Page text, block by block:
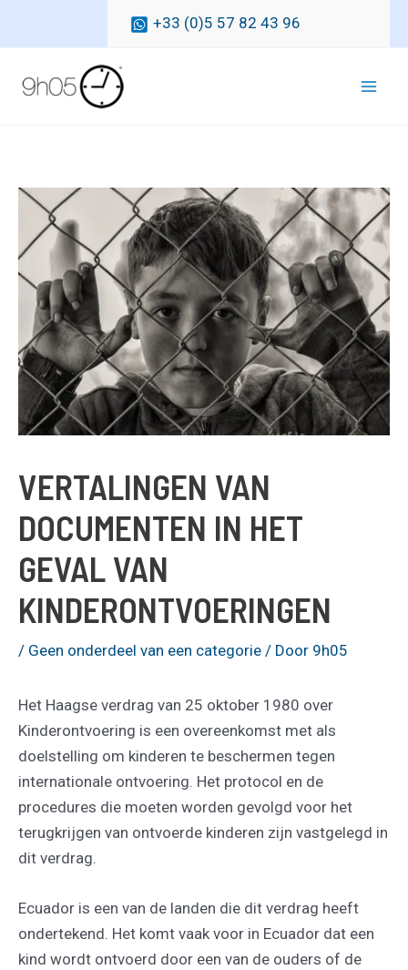
inhoud
+33 (0)5 57 82 43 96
VERTALINGEN VAN
DOCUMENTEN IN HET
GEVAL VAN
KINDERONTVOERINGEN
/ Geen onderdeel van een categorie / Door 9h05
Het Haagse verdrag van 25 oktober 1980 over
Kinderontvoering is een overeenkomst met als
doelstelling om kinderen te beschermen tegen
internationale ontvoering. Het protocol en de
procedures die moeten worden gevolgd voor het
terugkrijgen van ontvoerde kinderen zijn vastgelegd in
dit verdrag.
Ecuador is een van de landen die dit verdrag heeft
ondertekend. Het komt vaak voor in Ecuador dat een
kind wordt ontvoerd door een van de ouders of de